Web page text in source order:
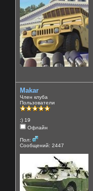
Makar
Член клуба
Пользователи
:) 19
Офлайн
Пол:
Сообщений: 2447